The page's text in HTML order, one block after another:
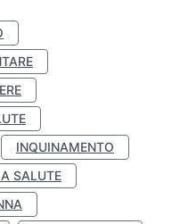
INQUINAMENTO
SALUTE